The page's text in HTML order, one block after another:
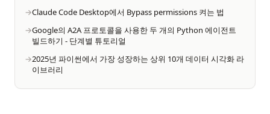
Claude Code Desktop에서 Bypass permissions 켜는 법
Google의 A2A 프로토콜을 사용한 두 개의 Python 에이전트
빌드하기 - 단계별 튜토리얼
2025년 파이썬에서 가장 성장하는 상위 10개 데이터 시각화 라
이브러리